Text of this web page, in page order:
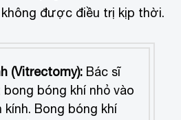
được điều trị kịp thời.
(Vitrectomy): Bác sĩ
bóng khí nhỏ vào
kính. Bong bóng khí